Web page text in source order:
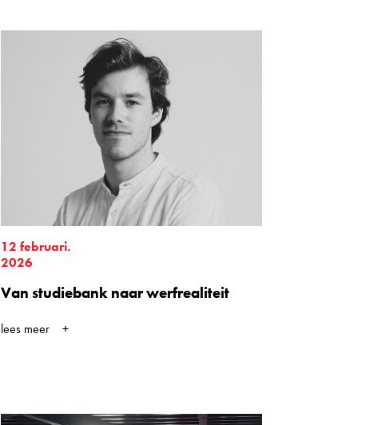
12 februari.
2026
Van studiebank naar werfrealiteit
lees meer